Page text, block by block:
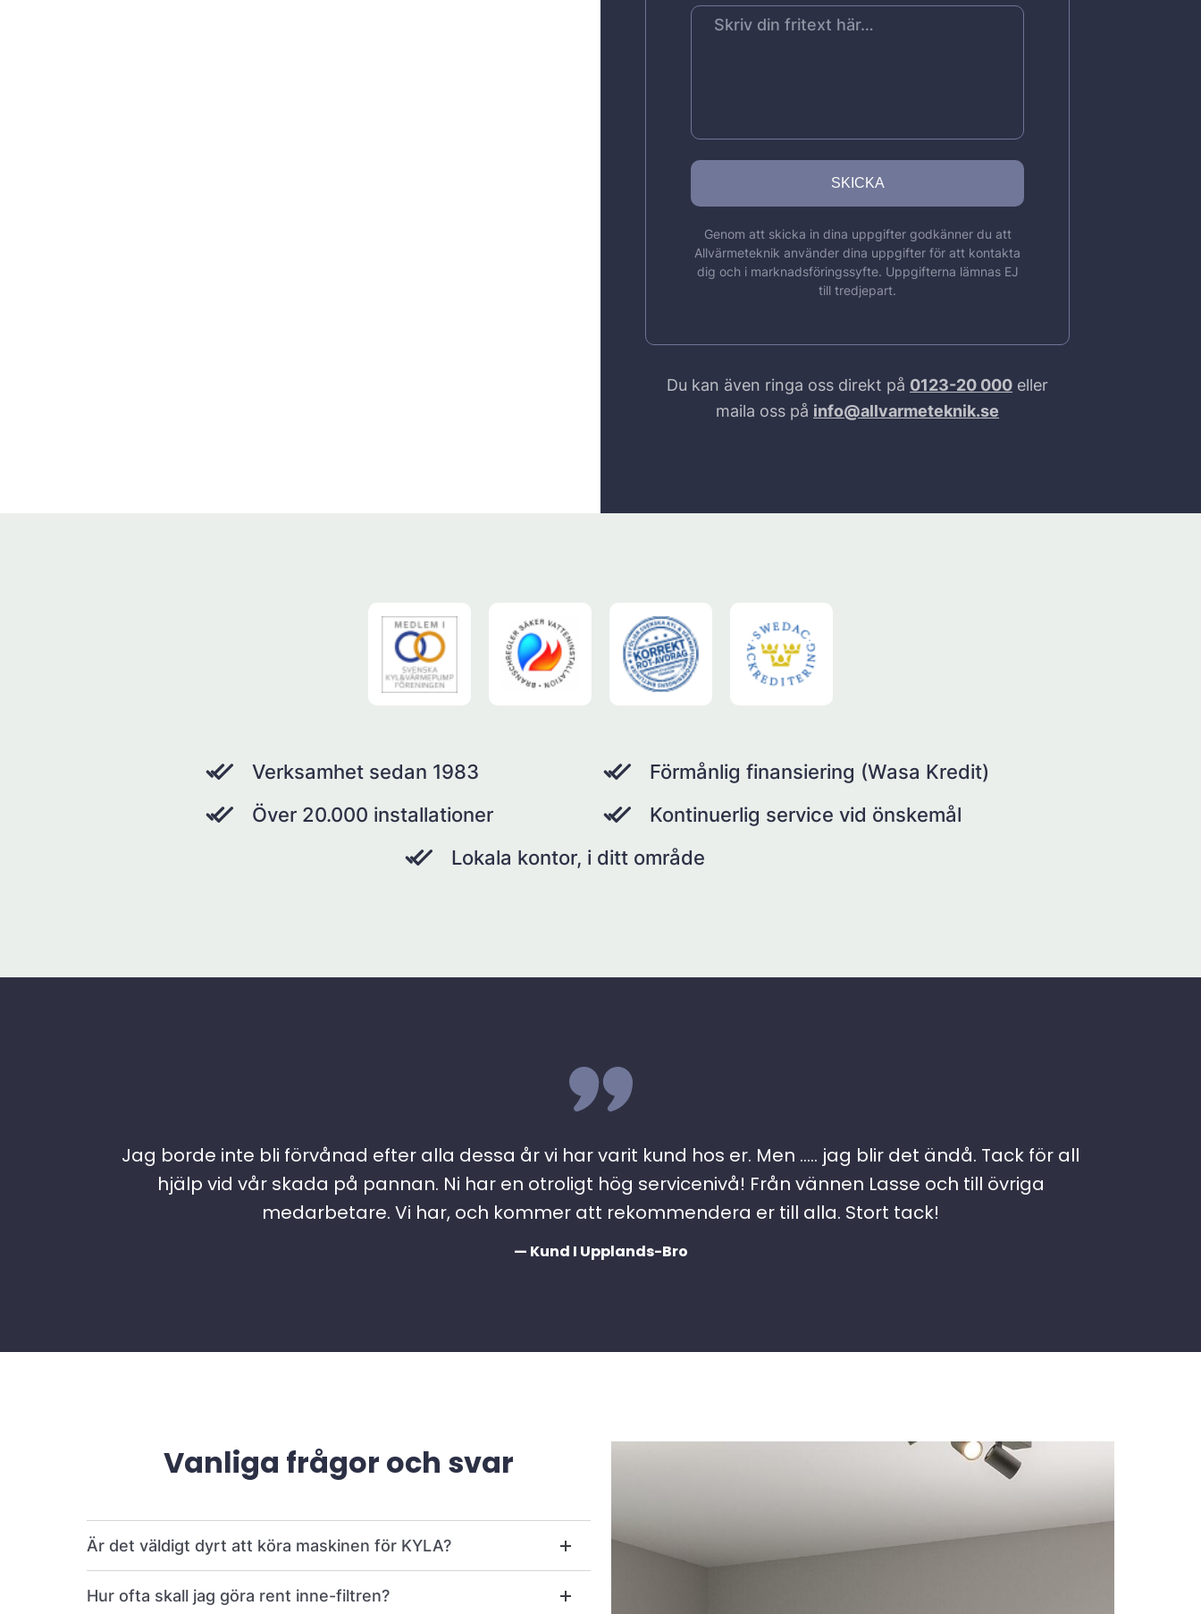
Genom att skicka in dina uppgifter godkänner du att
Allvärmeteknik använder dina uppgifter för att kontakta
dig och i marknadsföringssyfte. Uppgifterna lämnas EJ
till tredjepart.
Du kan även ringa oss direkt på 0123-20 000 eller
maila oss på info@allvarmeteknik.se
Verksamhet sedan 1983
Förmånlig finansiering (Wasa Kredit)
Över 20.000 installationer
Kontinuerlig service vid önskemål
Lokala kontor, i ditt område
Jag borde inte bli förvånad efter alla dessa år vi har varit kund hos er. Men ….. jag blir det ändå. Tack för all
hjälp vid vår skada på pannan. Ni har en otroligt hög servicenivå! Från vännen Lasse och till övriga
medarbetare. Vi har, och kommer att rekommendera er till alla. Stort tack!
— Kund I Upplands-Bro
Vanliga frågor och svar
Är det väldigt dyrt att köra maskinen för KYLA?
Hur ofta skall jag göra rent inne-filtren?